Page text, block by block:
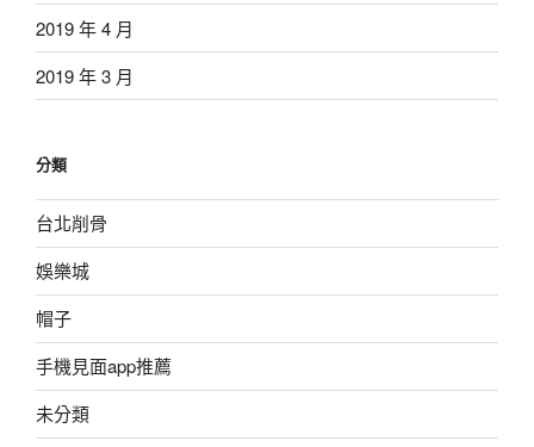
2019 年 4 月
2019 年 3 月
分類
台北削骨
娛樂城
帽子
手機見面app推薦
未分類